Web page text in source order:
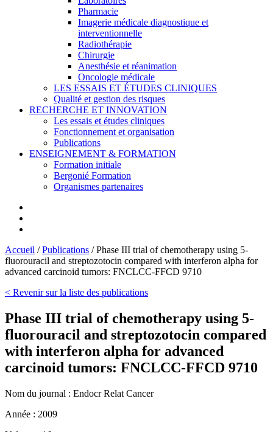
Pharmacie
Imagerie médicale diagnostique et
interventionnelle
Radiothérapie
Chirurgie
Anesthésie et réanimation
Oncologie médicale
LES ESSAIS ET ÉTUDES CLINIQUES
Qualité et gestion des risques
RECHERCHE ET INNOVATION
Les essais et études cliniques
Fonctionnement et organisation
Publications
ENSEIGNEMENT & FORMATION
Formation initiale
Bergonié Formation
Organismes partenaires
Accueil /Publications /Phase III trial of chemotherapy using 5-
fluorouracil and streptozotocin compared with interferon alpha for
advanced carcinoid tumors: FNCLCC-FFCD 9710
< Revenir sur la liste des publications
Phase III trial of chemotherapy using 5-
fluorouracil and streptozotocin compared
with interferon alpha for advanced
carcinoid tumors: FNCLCC-FFCD 9710
Nom du journal : Endocr Relat Cancer
Année : 2009